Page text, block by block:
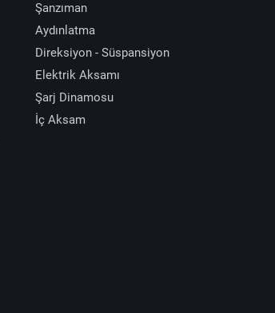
Şanzıman
Aydınlatma
Direksiyon - Süspansiyon
Elektrik Aksamı
Şarj Dinamosu
İç Aksam